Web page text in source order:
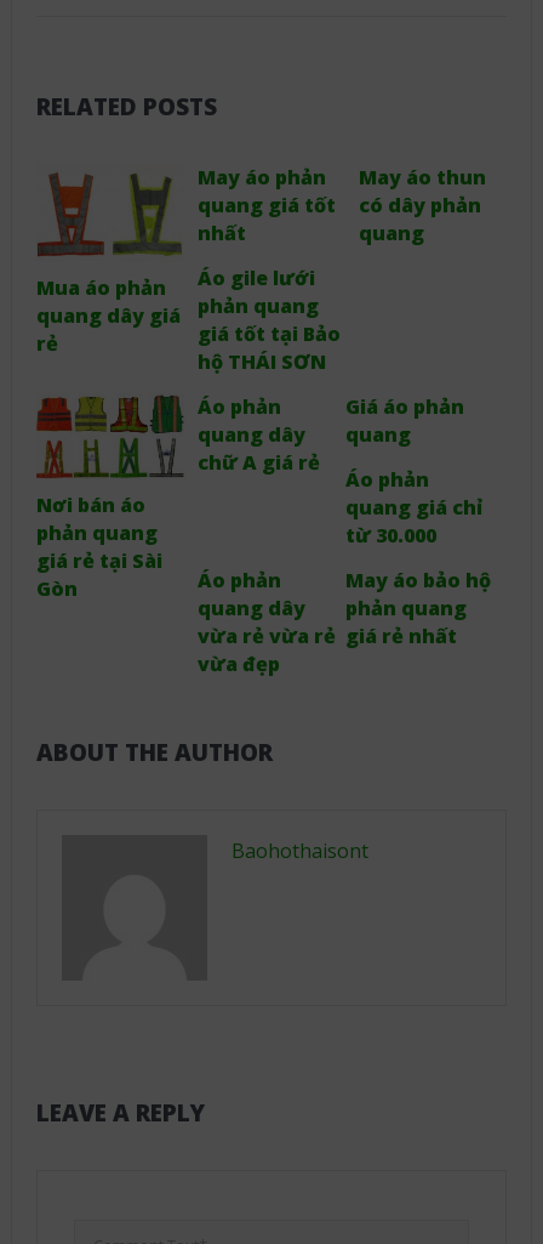
RELATED POSTS
Mua áo phản
quang dây giá
rẻ
May áo phản
quang giá tốt
nhất
May áo thun
có dây phản
quang
Áo gile lưới
phản quang
giá tốt tại Bảo
hộ THÁI SƠN
Nơi bán áo
phản quang
giá rẻ tại Sài
Gòn
Áo phản
quang dây
chữ A giá rẻ
Giá áo phản
quang
Áo phản
quang giá chỉ
từ 30.000
Áo phản
quang dây
vừa rẻ vừa rẻ
vừa đẹp
May áo bảo hộ
phản quang
giá rẻ nhất
ABOUT THE AUTHOR
Baohothaisont
LEAVE A REPLY